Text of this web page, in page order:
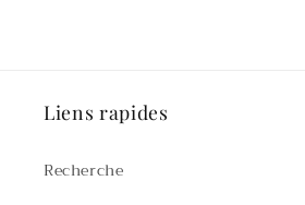
Liens rapides
Recherche